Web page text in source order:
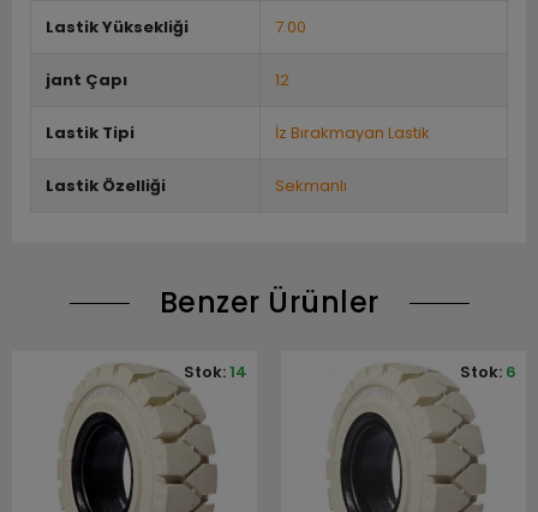
Lastik Yüksekliği 7.00
jant Çapı 12
Lastik Tipi İz Bırakmayan Lastik
Lastik Özelliği Sekmanlı
Benzer Ürünler
Stok:14 Stok: 6